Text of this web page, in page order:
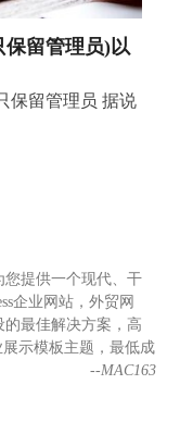
保留管理员)以
保留管理员 据说
您提供一个现代、干
企业网站，外贸网
最佳解决方案，高
示模板主题，最低成
--MAC163